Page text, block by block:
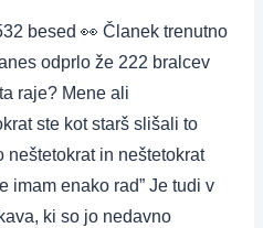
besed 👀 Članek trenutno
odprlo že 222 bralcev
raje? Mene ali
ste kot starš slišali to
neštetokrat in neštetokrat
imam enako rad” Je tudi v
ki so jo nedavno